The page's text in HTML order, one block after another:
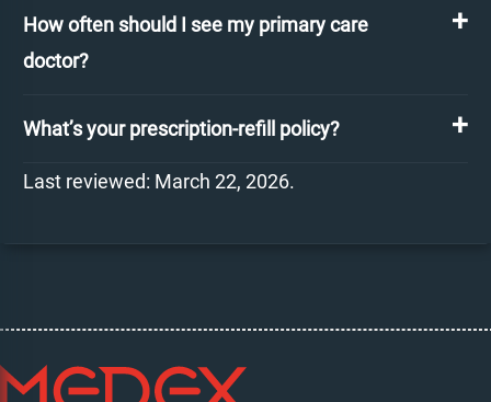
How often should I see my primary care
doctor?
What’s your prescription-refill policy?
Last reviewed: March 22, 2026.